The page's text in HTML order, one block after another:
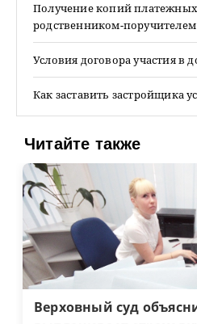
Получение копий
родственником-поручителем
Условия договора участия в
Как заставить застройщика
Читайте также
Верховный суд